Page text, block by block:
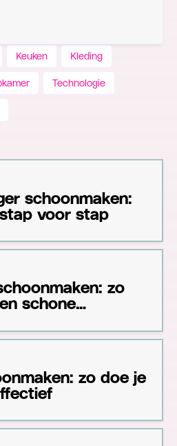
Keuken Kleding
Technologie
schoonmaken:
voor stap
zo
schone
zo doe je